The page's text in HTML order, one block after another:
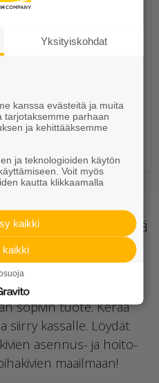
175x100 harmaa
€/m²
rakentamista kivillä
suunnittelusta!
ja kerää sinun pihaasi
tuotteisiin ja valitse
sopivin tuote. Kerää
kassalle. Löydät
asennus- ja hoito-
maailmaan!
Yksityiskohdat
kanssa evästeitä ja muita
tarjotaksemme parhaan
ja kehittääksemme
ja teknologioiden käytön
Voit myös
kautta klikkaamalla
kaikki
kaikki